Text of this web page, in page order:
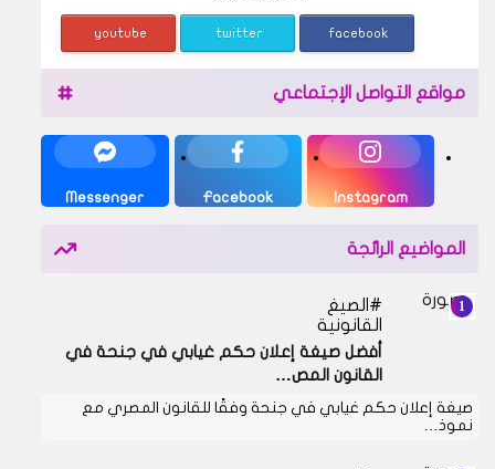
facebook
twitter
youtube
مواقع التواصل الإجتماعي
Instagram
Facebook
Messenger
المواضيع الرائجة
الصيغ
القانونية
أفضل صيغة إعلان حكم غيابي في جنحة في
القانون المص…
صيغة إعلان حكم غيابي في جنحة وفقًا للقانون المصري مع
نموذ…